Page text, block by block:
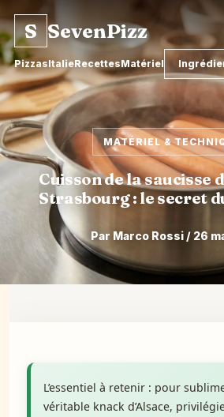
S SevenPizz
PizzasItalieRecettesMatériel
MATÉRIEL &
Cuisson de la saucisse
Strasbourg : le secret
Par Marco Rossi / 26
L’essentiel à retenir : pour
véritable knack d’Alsace,